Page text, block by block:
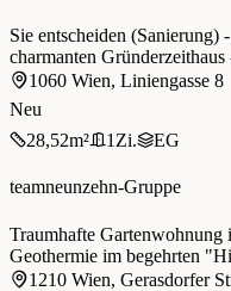
Sie entscheiden (Sanierung)
charmanten
Bahn U3
1060 Wien, Liniengasse 8
Neu
28,52m² 1 Zi. EG
teamneunzehn-Gruppe
Traumhafte Gartenwohnung
Geothermie im begehrten
Provisionsfrei
1210 Wien, Gerasdorfer